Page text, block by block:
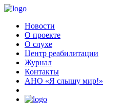
Новости
О проекте
О слухе
Центр реабилитации
Журнал
Контакты
АНО «Я слышу мир!»